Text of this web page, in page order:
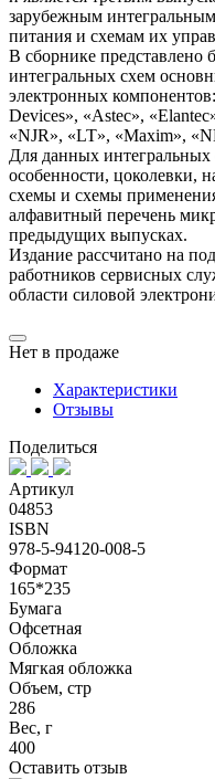
зарубежным
питания и схемам их
В сборнике представлено
интегральных схем
электронных
Devices», «Astec»,
«NJR», «LT», «Maxim»,
Для данных
особенности, цоколевки,
схемы и схемы
алфавитный перечень
предыдущих выпусках.
Издание рассчитано на
работников сервисных
области силовой
Нет в продаже
Характеристики
Отзывы
Поделиться
Артикул
04853
ISBN
978-5-94120-008-5
Формат
165*235
Бумага
Офсетная
Обложка
Мягкая обложка
Объем, стр
286
Вес, г
400
Оставить отзыв